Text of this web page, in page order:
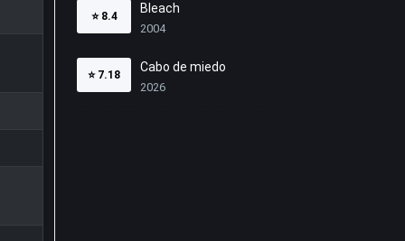
⭐ 8.4
Bleach
2004
⭐ 7.18
Cabo de miedo
2026